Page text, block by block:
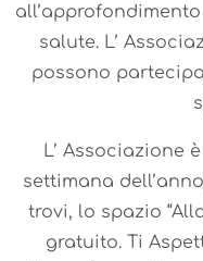
salute. L’
possono
L’ Associazione
settimana
trovi, lo spazio
gratuito. Ti